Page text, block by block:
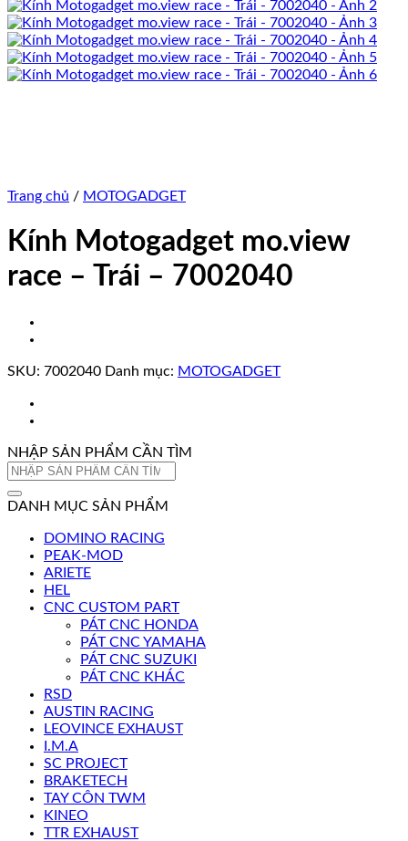
Trang chủ / MOTOGADGET
Kính Motogadget mo.view
race – Trái – 7002040
SKU: 7002040 Danh mục: MOTOGADGET
NHẬP SẢN PHẨM CẦN TÌM
Tìm
DANH MỤC SẢN PHẨM
DOMINO RACING
PEAK-MOD
ARIETE
HEL
CNC CUSTOM PART
PÁT CNC HONDA
PÁT CNC YAMAHA
PÁT CNC SUZUKI
PÁT CNC KHÁC
RSD
AUSTIN RACING
LEOVINCE EXHAUST
I.M.A
SC PROJECT
BRAKETECH
TAY CÔN TWM
KINEO
TTR EXHAUST